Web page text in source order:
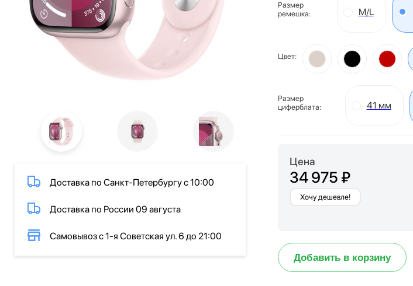
Доставка по Санкт-Петербургу с 10:00
Доставка по России 09 августа
Самовывоз с 1-я Советская ул. 6 до 21:00
Размер
ремешка:
M/L
Цвет:
Размер
циферблата:
41 мм
Цена
34 975 ₽
Хочу дешевле!
Добавить в корзину